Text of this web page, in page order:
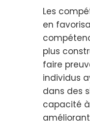
Les
en
plus
faire
individus
dans des
capacité